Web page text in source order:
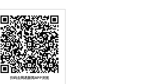
扫码去网易新闻APP浏览